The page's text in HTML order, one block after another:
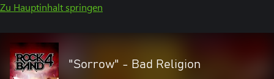
Zu Hauptinhalt springen
"Sorrow" - Bad Religion